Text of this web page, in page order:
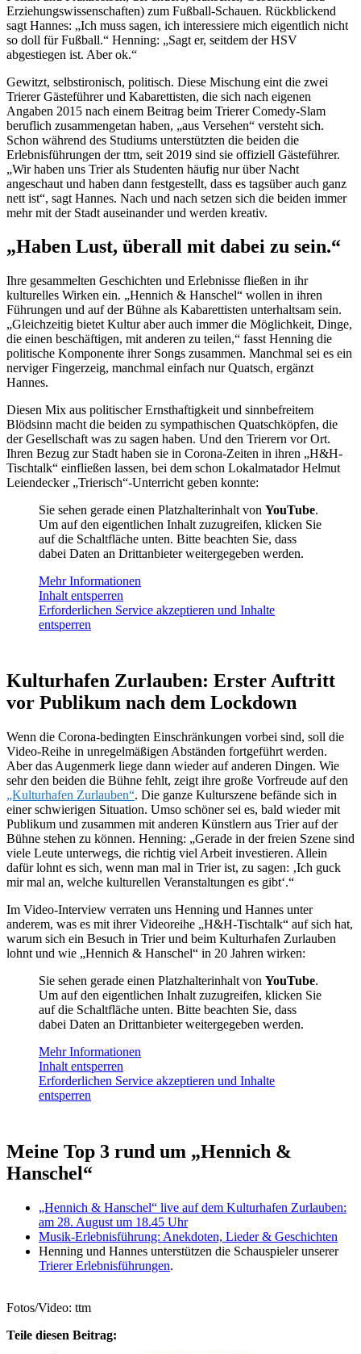
Erziehungswissenschaften) zum Fußball-Schauen. Rückblickend
sagt Hannes: „Ich muss sagen, ich interessiere mich eigentlich nicht
so doll für Fußball.“ Henning: „Sagt er, seitdem der HSV
abgestiegen ist. Aber ok.“
Gewitzt, selbstironisch, politisch. Diese Mischung eint die zwei
Trierer Gästeführer und Kabarettisten, die sich nach eigenen
Angaben 2015 nach einem Beitrag beim Trierer Comedy-Slam
beruflich zusammengetan haben, „aus Versehen“ versteht sich.
Schon während des Studiums unterstützten die beiden die
Erlebnisführungen der ttm, seit 2019 sind sie offiziell Gästeführer.
„Wir haben uns Trier als Studenten häufig nur über Nacht
angeschaut und haben dann festgestellt, dass es tagsüber auch ganz
nett ist“, sagt Hannes. Nach und nach setzen sich die beiden immer
mehr mit der Stadt auseinander und werden kreativ.
„Haben Lust, überall mit dabei zu sein.“
Ihre gesammelten Geschichten und Erlebnisse fließen in ihr
kulturelles Wirken ein. „Hennich & Hanschel“ wollen in ihren
Führungen und auf der Bühne als Kabarettisten unterhaltsam sein.
„Gleichzeitig bietet Kultur aber auch immer die Möglichkeit, Dinge,
die einen beschäftigen, mit anderen zu teilen,“ fasst Henning die
politische Komponente ihrer Songs zusammen. Manchmal sei es ein
nerviger Fingerzeig, manchmal einfach nur Quatsch, ergänzt
Hannes.
Diesen Mix aus politischer Ernsthaftigkeit und sinnbefreitem
Blödsinn macht die beiden zu sympathischen Quatschköpfen, die
der Gesellschaft was zu sagen haben. Und den Trierern vor Ort.
Ihren Bezug zur Stadt haben sie in Corona-Zeiten in ihren „H&H-
Tischtalk“ einfließen lassen, bei dem schon Lokalmatador Helmut
Leiendecker „Trierisch“-Unterricht geben konnte:
Sie sehen gerade einen Platzhalterinhalt von YouTube.
Um auf den eigentlichen Inhalt zuzugreifen, klicken Sie
auf die Schaltfläche unten. Bitte beachten Sie, dass
dabei Daten an Drittanbieter weitergegeben werden.
Mehr Informationen
Inhalt entsperren
Erforderlichen Service akzeptieren und Inhalte
entsperren
Kulturhafen Zurlauben: Erster Auftritt
vor Publikum nach dem Lockdown
Wenn die Corona-bedingten Einschränkungen vorbei sind, soll die
Video-Reihe in unregelmäßigen Abständen fortgeführt werden.
Aber das Augenmerk liege dann wieder auf anderen Dingen. Wie
sehr den beiden die Bühne fehlt, zeigt ihre große Vorfreude auf den
„Kulturhafen Zurlauben“. Die ganze Kulturszene befände sich in
einer schwierigen Situation. Umso schöner sei es, bald wieder mit
Publikum und zusammen mit anderen Künstlern aus Trier auf der
Bühne stehen zu können. Henning: „Gerade in der freien Szene sind
viele Leute unterwegs, die richtig viel Arbeit investieren. Allein
dafür lohnt es sich, wenn man mal in Trier ist, zu sagen: ‚Ich guck
mir mal an, welche kulturellen Veranstaltungen es gibt‘.“
Im Video-Interview verraten uns Henning und Hannes unter
anderem, was es mit ihrer Videoreihe „H&H-Tischtalk“ auf sich hat,
warum sich ein Besuch in Trier und beim Kulturhafen Zurlauben
lohnt und wie „Hennich & Hanschel“ in 20 Jahren wirken:
Sie sehen gerade einen Platzhalterinhalt von YouTube.
Um auf den eigentlichen Inhalt zuzugreifen, klicken Sie
auf die Schaltfläche unten. Bitte beachten Sie, dass
dabei Daten an Drittanbieter weitergegeben werden.
Mehr Informationen
Inhalt entsperren
Erforderlichen Service akzeptieren und Inhalte
entsperren
Meine Top 3 rund um „Hennich &
Hanschel“
„Hennich & Hanschel“ live auf dem Kulturhafen Zurlauben:
am 28. August um 18.45 Uhr
Musik-Erlebnisführung: Anekdoten, Lieder & Geschichten
Henning und Hannes unterstützen die Schauspieler unserer
Trierer Erlebnisführungen.
Fotos/Video: ttm
Teile diesen Beitrag: